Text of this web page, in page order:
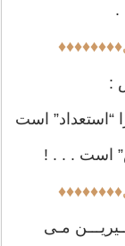
.
:
“استعداد” است
است . . . !
مـی